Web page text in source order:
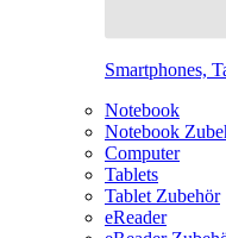
Smartphones,
Notebook
Notebook
Computer
Tablets
Tablet Zubehör
eReader